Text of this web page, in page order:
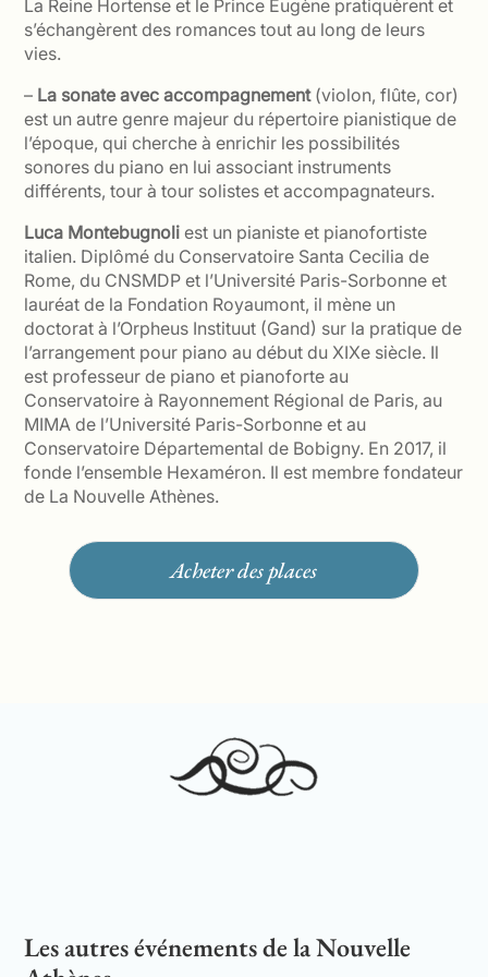
La Reine Hortense et le Prince Eugène pratiquèrent et
s’échangèrent des romances tout au long de leurs
vies.
– La sonate avec accompagnement(violon, flûte, cor)
est un autre genre majeur du répertoire pianistique de
l’époque, qui cherche à enrichir les possibilités
sonores du piano en lui associant instruments
différents, tour à tour solistes et accompagnateurs.
Luca Montebugnoliest un pianiste et pianofortiste
italien. Diplômé du Conservatoire Santa Cecilia de
Rome, du CNSMDP et l’Université Paris-Sorbonne et
lauréat de la Fondation Royaumont, il mène un
doctorat à l’Orpheus Instituut (Gand) sur la pratique de
l’arrangement pour piano au début du XIXe siècle. Il
est professeur de piano et pianoforte au
Conservatoire à Rayonnement Régional de Paris, au
MIMA de l’Université Paris-Sorbonne et au
Conservatoire Départemental de Bobigny. En 2017, il
fonde l’ensemble Hexaméron. Il est membre fondateur
de La Nouvelle Athènes.
Acheter des places
Les autres événements de la Nouvelle